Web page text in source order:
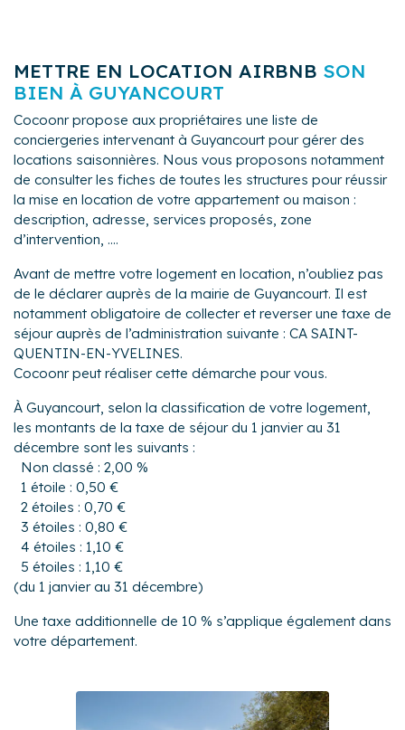
METTRE EN LOCATION AIRBNB SON
BIEN À GUYANCOURT
Cocoonr propose aux propriétaires une liste de
conciergeries intervenant à Guyancourt pour gérer des
locations saisonnières. Nous vous proposons notamment
de consulter les fiches de toutes les structures pour réussir
la mise en location de votre appartement ou maison :
description, adresse, services proposés, zone
d’intervention, ....
Avant de mettre votre logement en location, n’oubliez pas
de le déclarer auprès de la mairie de Guyancourt. Il est
notamment obligatoire de collecter et reverser une taxe de
séjour auprès de l’administration suivante : CA SAINT-
QUENTIN-EN-YVELINES.
Cocoonr peut réaliser cette démarche pour vous.
À Guyancourt, selon la classification de votre logement,
les montants de la taxe de séjour du 1 janvier au 31
décembre sont les suivants :
Non classé : 2,00 %
1 étoile : 0,50 €
2 étoiles : 0,70 €
3 étoiles : 0,80 €
4 étoiles : 1,10 €
5 étoiles : 1,10 €
(du 1 janvier au 31 décembre)
Une taxe additionnelle de 10 % s’applique également dans
votre département.